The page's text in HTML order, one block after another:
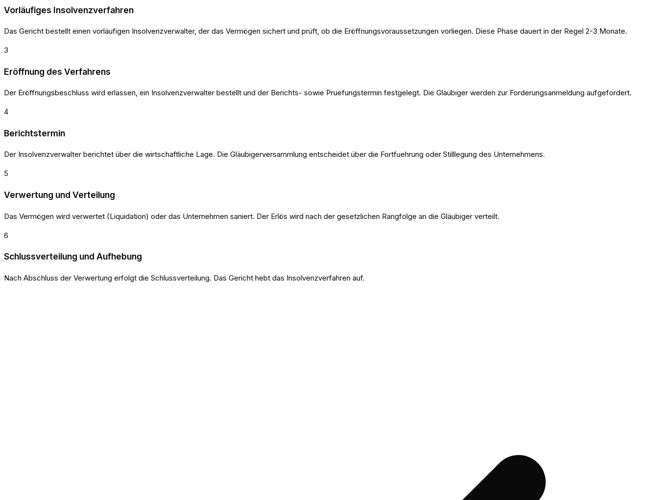
Vorläufiges Insolvenzverfahren
Das Gericht bestellt einen vorläufigen Insolvenzverwalter, der das Vermögen sichert und prüft, ob die Eröffnungsvoraussetzungen vorliegen. Diese Phase dauert in der Regel 2-3 Monate.
3
Eröffnung des Verfahrens
Der Eröffnungsbeschluss wird erlassen, ein Insolvenzverwalter bestellt und der Berichts- sowie Pruefungstermin festgelegt. Die Gläubiger werden zur Forderungsanmeldung aufgefordert.
4
Berichtstermin
Der Insolvenzverwalter berichtet über die wirtschaftliche Lage. Die Gläubigerversammlung entscheidet über die Fortfuehrung oder Stilllegung des Unternehmens.
5
Verwertung und Verteilung
Das Vermögen wird verwertet (Liquidation) oder das Unternehmen saniert. Der Erlös wird nach der gesetzlichen Rangfolge an die Gläubiger verteilt.
6
Schlussverteilung und Aufhebung
Nach Abschluss der Verwertung erfolgt die Schlussverteilung. Das Gericht hebt das Insolvenzverfahren auf.